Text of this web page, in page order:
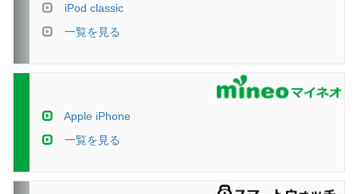
iPod classic
一覧を見る
Apple iPhone
一覧を見る